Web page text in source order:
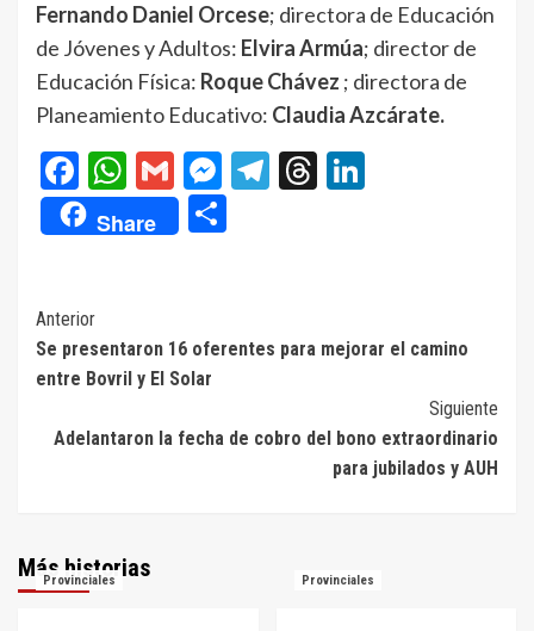
Fernando Daniel Orcese; directora de Educación
de Jóvenes y Adultos: Elvira Armúa; director de
Educación Física: Roque Chávez ; directora de
Planeamiento Educativo: Claudia Azcárate.
Facebook
WhatsApp
GmailMessenger
Telegram
Threads
Share
Navegación
de
entradas
Anterior
Se presentaron 16 oferentes para mejorar el camino
entre Bovril y El Solar
Siguiente
Adelantaron la fecha de cobro del bono extraordinario
para jubilados y AUH
Más historias
Provinciales Provinciales